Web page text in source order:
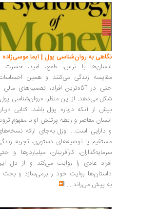
نگاهی به روان‌شناسی پول | ایما موسی‌زاده
انسان‌ها با ترس، طمع، امید، حسرت
مقایسه زندگی می‌کنند و همین
حتی در آگاه‌ترین افراد، تصمیم‌های مالی
شکل می‌دهد. از این منظر، «روان‌شناسی
بیش از آنکه درباره پول باشد، کتابی
انسان معاصر و رابطه پرتنش او با مفهوم
و دارایی است... اوزل به‌جای ارائه
مستقیم یا توصیه‌های دستوری، تجربه
سرمایه‌گذاران، کارآفرینان، میلیاردرها و
افراد عادی را روایت می‌کند و از دل
داستان‌ها روایت خود را برمی‌سازد و بحث
به پیش می‌راند ...